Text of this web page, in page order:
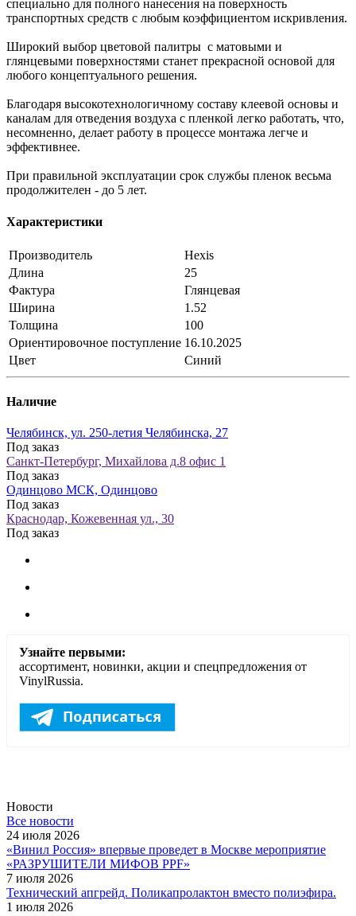
специально для полного нанесения на поверхность
транспортных средств с любым коэффициентом искривления.
Широкий выбор цветовой палитры с матовыми и
глянцевыми поверхностями станет прекрасной основой для
любого концептуального решения.
Благодаря высокотехнологичному составу клеевой основы и
каналам для отведения воздуха с пленкой легко работать, что,
несомненно, делает работу в процессе монтажа легче и
эффективнее.
При правильной эксплуатации срок службы пленок весьма
продолжителен - до 5 лет.
Характеристики
Производитель
Hexis
Длина
25
Фактура
Глянцевая
Ширина
1.52
Толщина
100
Ориентировочное поступление 16.10.2025
Цвет
Синий
Наличие
Челябинск, ул. 250-летия Челябинска, 27
Под заказ
Санкт-Петербург, Михайлова д.8 офис 1
Под заказ
Одинцово МСК, Одинцово
Под заказ
Краснодар, Кожевенная ул., 30
Под заказ
Узнайте первыми:
ассортимент, новинки, акции и спецпредложения от
VinylRussia.
Новости
Все новости
24 июля 2026
«Винил Россия» впервые проведет в Москве мероприятие
«РАЗРУШИТЕЛИ МИФОВ PPF»
7 июля 2026
Технический апгрейд. Поликапролактон вместо полиэфира.
1 июля 2026